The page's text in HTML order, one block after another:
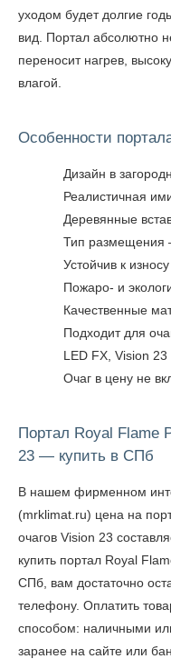
уходом будет долгие
вид. Портал абсолютно
переносит нагрев,
влагой.
Особенности
Дизайн в
Реалистичная
Деревянные
Тип размещения
Устойчив к
Пожаро- и
Качественные
Подходит для
LED FX, Vision
Очаг в цену не
Портал Royal Flame
23 — купить в СПб
В нашем фирменном
(mrklimat.ru) цена на
очагов Vision 23
купить портал Royal
СПб , вам достаточно
телефону. Оплатить
способом: наличными
заранее на сайте или